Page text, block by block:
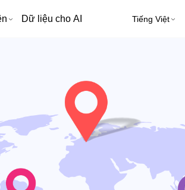
Dữ liệu cho AI Tiếng Việt